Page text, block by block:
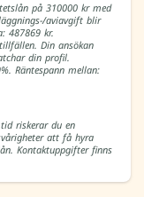
på 310000 kr med
aviavgift blir
487869 kr.
Din ansökan
din profil.
Räntespann mellan:
riskerar du en
att få hyra
Kontaktuppgifter finns